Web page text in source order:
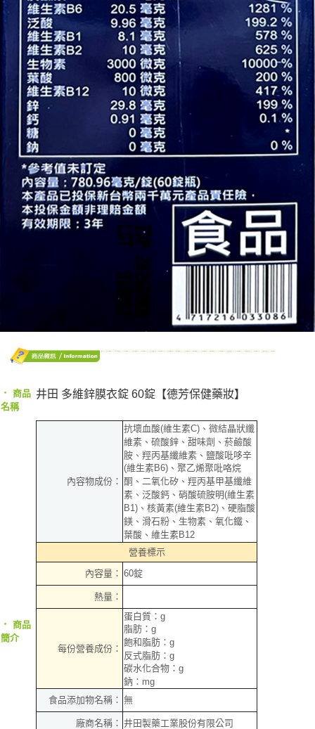
‧ 商品
名稱
井田 多維鋅膜衣錠 60錠【德芳保健藥妝】
‧ 商品
簡介
內容物成份：
抗壞血酸(維生素C)、微結晶狀纖
維素、硫酸鋅、甜味劑、菸鹼酸
胺、羥丙基纖維素、鹽酸吡哆辛
(維生素B6)、聚乙烯聚吡咯烷
酮、二氧化矽、羥丙基甲基纖維
素、泛酸鈣、硝酸硫胺明(維生素
B1)、核黃素(維生素B2)、硬脂酸
鎂、滑石粉、生物素、氧化鐵、
葉酸、維生素B12
營養標示
內容量： 60錠
熱量：
每份營養成份：
蛋白質：g
脂肪：g
飽和脂肪：g
反式脂肪：g
碳水化合物：g
鈉：mg
食品添加物名稱： 無
廠商名稱： 井田製藥工業股份有限公司